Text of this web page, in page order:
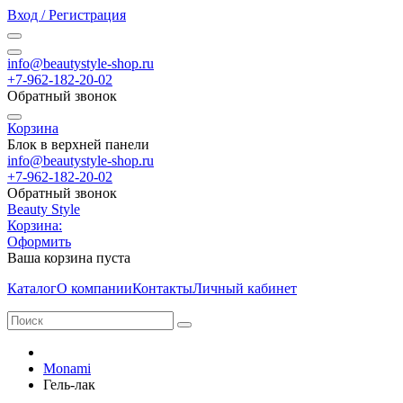
Вход / Регистрация
info@beautystyle-shop.ru
+7-962-182-20-02
Обратный звонок
Корзина
Блок в верхней панели
info@beautystyle-shop.ru
+7-962-182-20-02
Обратный звонок
Beauty Style
Корзина:
Оформить
Ваша корзина пуста
КаталогО компанииКонтактыЛичный кабинет
Monami
Гель-лак